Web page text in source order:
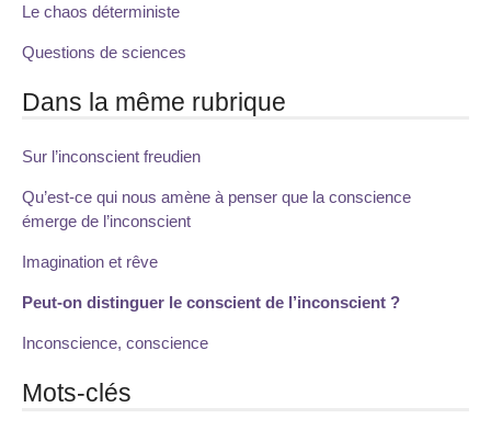
Le chaos déterministe
Questions de sciences
Dans la même rubrique
Sur l’inconscient freudien
Qu’est-ce qui nous amène à penser que la conscience
émerge de l’inconscient
Imagination et rêve
Peut-on distinguer le conscient de l’inconscient ?
Inconscience, conscience
Mots-clés